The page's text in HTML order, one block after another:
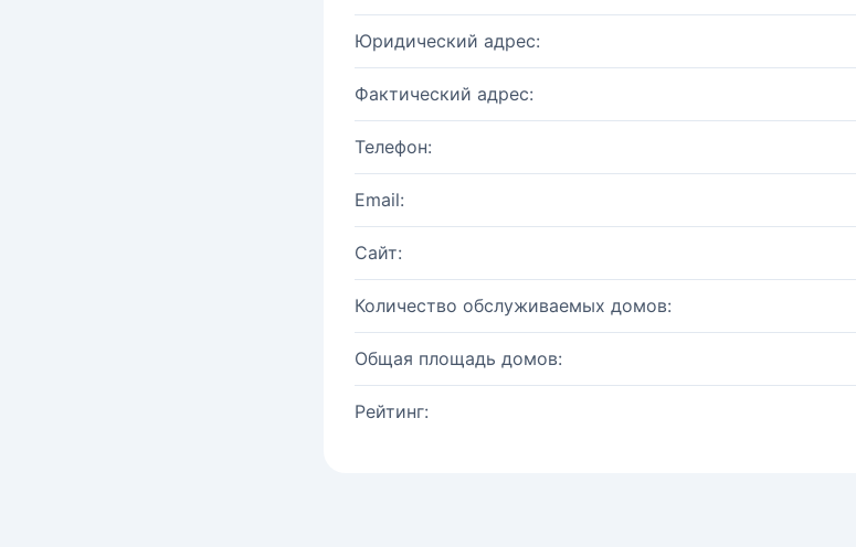
Юридический адрес:
Фактический адрес:
Телефон:
Email:
Сайт:
Количество обслуживаемых домов:
Общая площадь домов:
Рейтинг: